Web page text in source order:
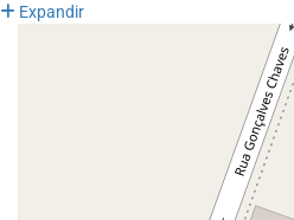
Expandir